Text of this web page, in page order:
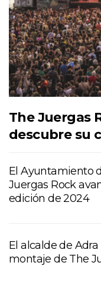
The Juergas
descubre su
El Ayuntamiento
Juergas Rock
edición de 2024
El alcalde de
montaje de The